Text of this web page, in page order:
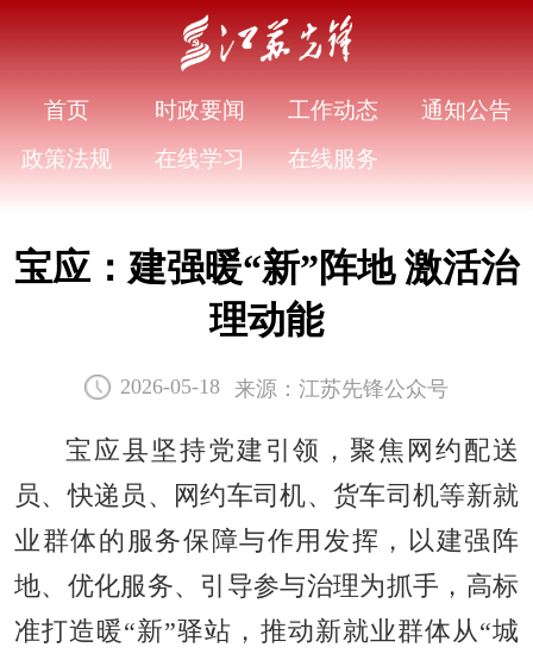
首页 时政要闻 工作动态
通知公告
政策法规
在线学习 在线服务
宝应：建强暖“新”阵地 激活治
理动能
2026-05-18 来源：江苏先锋公众号
宝应县坚持党建引领，聚焦网约配送
员、快递员、网约车司机、货车司机等新就
业群体的服务保障与作用发挥，以建强阵
地、优化服务、引导参与治理为抓手，高标
准打造暖“新”驿站，推动新就业群体从“城